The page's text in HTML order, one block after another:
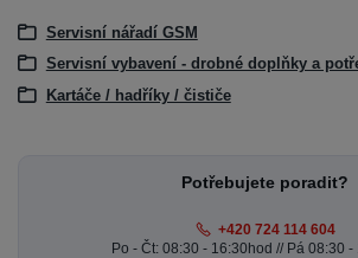
Servisní nářadí GSM
Servisní vybavení - drobné doplňky a
Kartáče / hadříky / čističe
Potřebujete poradit?
+420 724 114 604
Po - Čt: 08:30 - 16:30hod // Pá 08:30 -